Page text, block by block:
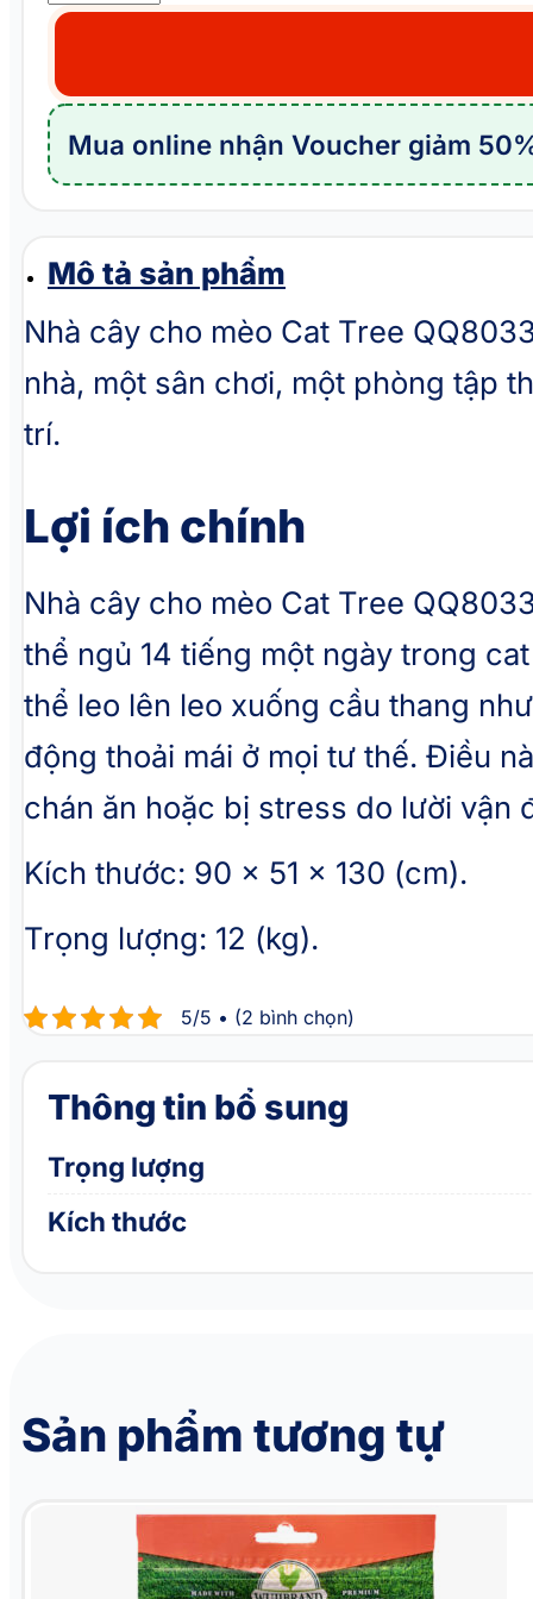
Mô tả sản phẩm
Nhà cây cho mèo Cat Tree
nhà, một sân chơi, một phòng tập
trí.
Lợi ích chính
Nhà cây cho mèo Cat Tree
thể ngủ 14 tiếng một ngày trong
thể leo lên leo xuống cầu thang
động thoải mái ở mọi tư thế. Điều
chán ăn hoặc bị stress do lười vận
Kích thước: 90 x 51 x 130 (cm).
Trọng lượng: 12 (kg).
5/5 • (2 bình chọn)
cây
mèo
Cat
Tree
lượng
Mua online nhận Voucher giảm
Thông tin bổ sung
Trọng lượng
Kích thước
Sản phẩm tương tự